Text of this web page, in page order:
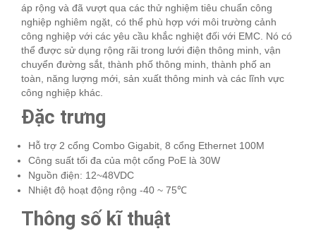
áp rộng và đã vượt qua các thử nghiệm tiêu chuẩn công
nghiệp nghiêm ngặt, có thể phù hợp với môi trường cảnh
công nghiệp với các yêu cầu khắc nghiệt đối với EMC. Nó có
thể được sử dụng rộng rãi trong lưới điện thông minh, vận
chuyển đường sắt, thành phố thông minh, thành phố an
toàn, năng lượng mới, sản xuất thông minh và các lĩnh vực
công nghiệp khác.
Đặc trưng
Hỗ trợ 2 cổng Combo Gigabit, 8 cổng Ethernet 100M
Công suất tối đa của một cổng PoE là 30W
Nguồn điện: 12~48VDC
Nhiệt độ hoạt động rộng -40 ~ 75℃
Thông số kĩ thuật